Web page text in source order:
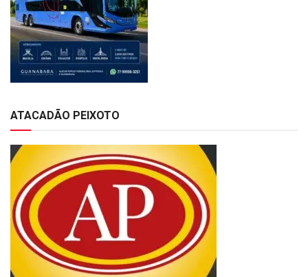
ATACADÃO PEIXOTO